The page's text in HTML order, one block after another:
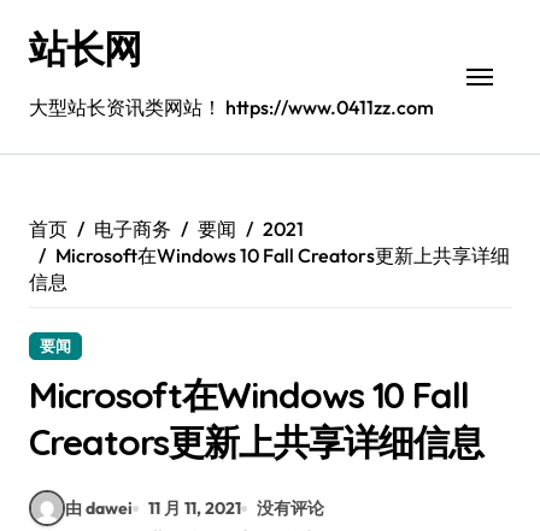
站长网
大型站长资讯类网站！ https://www.0411zz.com
首页 电子商务 要闻
2021
Microsoft在Windows 10 Fall Creators更新上共享详细
信息
要闻
Microsoft在Windows 10 Fall
Creators更新上共享详细信息
由 dawei 11 月 11, 2021
没有评论